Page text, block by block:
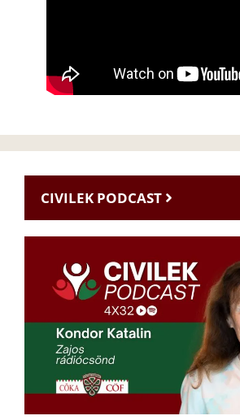
CIVILEK PODCAST